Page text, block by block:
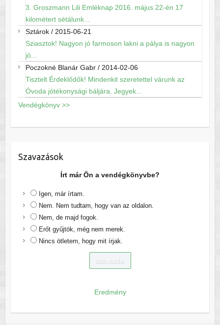
3. Groszmann Lili Emléknap 2016. május 22-én 17
kilométert sétálunk...
Sztárok/ 2015-06-21
Sziasztok! Nagyon jó farmoson lakni a pálya is nagyon
jó...
Poczokné Blanár Gabr/ 2014-02-06
Tisztelt Érdeklődők! Mindenkit szeretettel várunk az
Óvoda jótékonysági báljára. Jegyek...
Vendégkönyv >>
Szavazások
Írt már Ön a vendégkönyvbe?
Igen, már írtam.
Nem. Nem tudtam, hogy van az oldalon.
Nem, de majd fogok.
Erőt gyűjtök, még nem merek.
Nincs ötletem, hogy mit írjak.
Eredmény